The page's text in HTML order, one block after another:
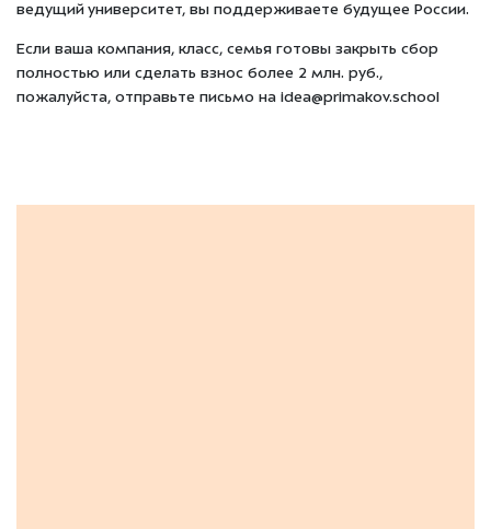
ведущий университет, вы поддерживаете будущее России.
Если ваша компания, класс, семья готовы закрыть сбор
полностью или сделать взнос более 2 млн. руб.,
пожалуйста, отправьте письмо на idea@primakov.school